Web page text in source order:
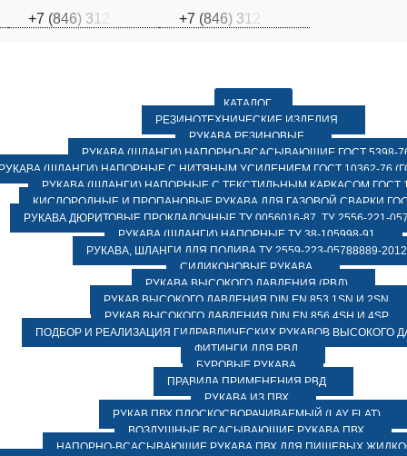
+7 (846) 31 +7 (846) 31
КАТАЛОГ
РЕЗИНОТЕХНИЧЕСКИЕ ИЗДЕЛИЯ
РУКАВА РЕЗИНОВЫЕ
РУКАВА (ШЛАНГИ) НАПОРНО-ВСАСЫВАЮЩИЕ ГОСТ 5398-
(ШЛАНГИ) НАПОРНЫЕ С НИТЯНЫМ УСИЛЕНИЕМ ГОСТ 10362-76
РУКАВА (ШЛАНГИ) НАПОРНЫЕ С ТЕКСТИЛЬНЫМ КАРКАСОМ ГОСТ
КИСЛОРОДНЫЕ И ПРОПАНОВЫЕ РУКАВА ДЛЯ ГАЗОВОЙ СВАРКИ
РУКАВА ДЮРИТОВЫЕ ПРОКЛАДОЧНЫЕ ТУ 0056016-87, ТУ 2556-221-
РУКАВА (ШЛАНГИ) НАПОРНЫЕ ТУ 38-105998-91
РУКАВА, ШЛАНГИ ДЛЯ ПОЛИВА ТУ 2559-223-05788889-2012
СИЛИКОНОВЫЕ РУКАВА
РУКАВА ВЫСОКОГО ДАВЛЕНИЯ (РВД)
РУКАВ ВЫСОКОГО ДАВЛЕНИЯ DIN EN 853 1SN И 2SN
РУКАВ ВЫСОКОГО ДАВЛЕНИЯ DIN EN 856 4SH И 4SP
ПОДБОР И РЕАЛИЗАЦИЯ ГИДРАВЛИЧЕСКИХ РУКАВОВ ВЫСОКОГО
ФИТИНГИ ДЛЯ РВД
БУРОВЫЕ РУКАВА
ПРАВИЛА ПРИМЕНЕНИЯ РВД
РУКАВА ИЗ ПВХ
РУКАВ ПВХ ПЛОСКОСВОРАЧИВАЕМЫЙ (LAY FLAT)
ВОЗДУШНЫЕ ВСАСЫВАЮЩИЕ РУКАВА ПВХ
НАПОРНО-ВСАСЫВАЮЩИЕ РУКАВА ПВХ ДЛЯ ПИЩЕВЫХ